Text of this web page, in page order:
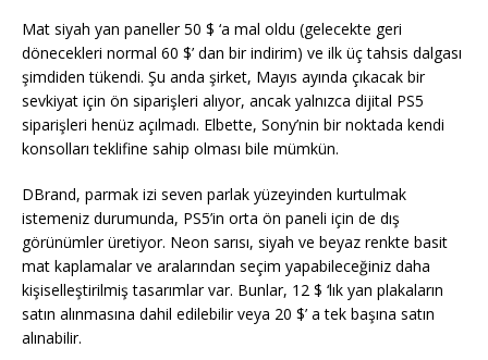
Mat siyah yan paneller 50 $ ‘a mal oldu (gelecekte geri
dönecekleri normal 60 $’ dan bir indirim) ve ilk üç tahsis dalgası
şimdiden tükendi. Şu anda şirket, Mayıs ayında çıkacak bir
sevkiyat için ön siparişleri alıyor, ancak yalnızca dijital PS5
siparişleri henüz açılmadı. Elbette, Sony’nin bir noktada kendi
konsolları teklifine sahip olması bile mümkün.
DBrand, parmak izi seven parlak yüzeyinden kurtulmak
istemeniz durumunda, PS5’in orta ön paneli için de dış
görünümler üretiyor. Neon sarısı, siyah ve beyaz renkte basit
mat kaplamalar ve aralarından seçim yapabileceğiniz daha
kişiselleştirilmiş tasarımlar var. Bunlar, 12 $ ‘lık yan plakaların
satın alınmasına dahil edilebilir veya 20 $’ a tek başına satın
alınabilir.